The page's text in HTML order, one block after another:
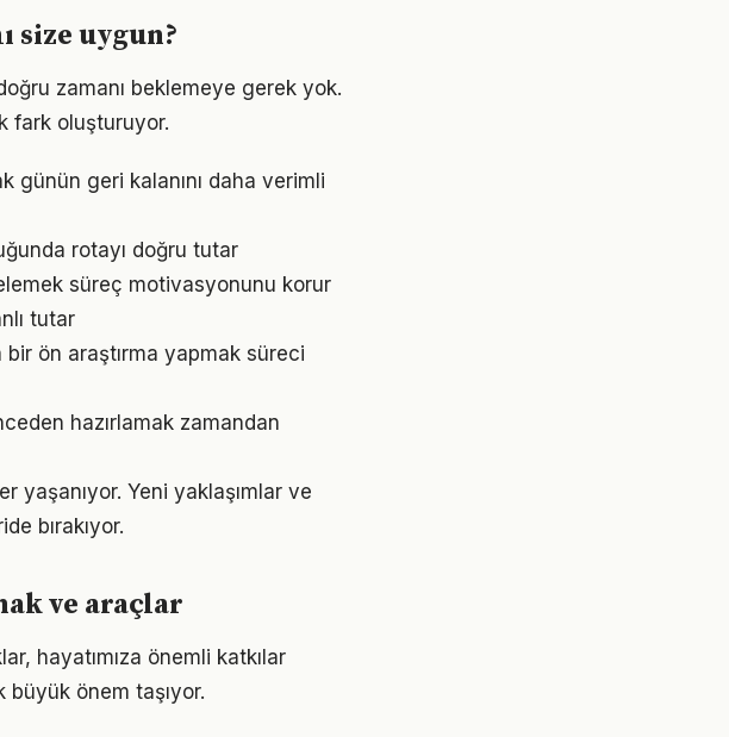
size uygun?
zamanı beklemeye gerek yok.
fark oluşturuyor.
günün geri kalanını daha verimli
rotayı doğru tutar
süreç motivasyonunu korur
tutar
bir ön araştırma yapmak süreci
hazırlamak zamandan
yaşanıyor. Yeni yaklaşımlar ve
bırakıyor.
ve araçlar
hayatımıza önemli katkılar
önem taşıyor.